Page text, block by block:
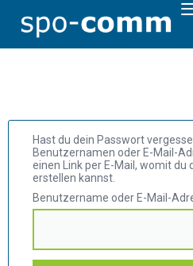
Hast du dein Passwort
Benutzernamen oder E-Mail-
einen Link per E-Mail, womit du
erstellen kannst.
Benutzername oder E-Mail-